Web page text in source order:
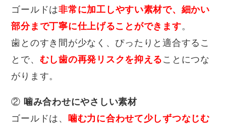
ゴールドは非常に加工しやすい素材で、細かい
部分まで丁寧に仕上げることができます。
歯とのすき間が少なく、ぴったりと適合するこ
とで、 むし歯の再発リスクを抑えることにつな
がります。
② 噛み合わせにやさしい素材
ゴールドは、
噛む力に合わせて少しずつなじむ